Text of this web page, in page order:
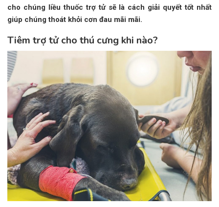
cho chúng liều thuốc trợ tử sẽ là cách giải quyết tốt nhất
giúp chúng thoát khỏi cơn đau mãi mãi.
Tiêm trợ tử cho thú cưng khi nào?